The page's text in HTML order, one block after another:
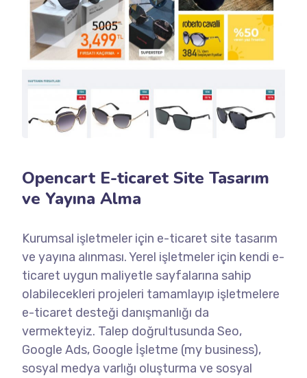
Opencart E-ticaret Site Tasarım
ve Yayına Alma
Kurumsal işletmeler için e-ticaret site tasarım
ve yayına alınması. Yerel işletmeler için kendi e-
ticaret uygun maliyetle sayfalarına sahip
olabilecekleri projeleri tamamlayıp işletmelere
e-ticaret desteği danışmanlığı da
vermekteyiz. Talep doğrultusunda Seo,
Google Ads, Google İşletme (my business),
sosyal medya varlığı oluşturma ve sosyal